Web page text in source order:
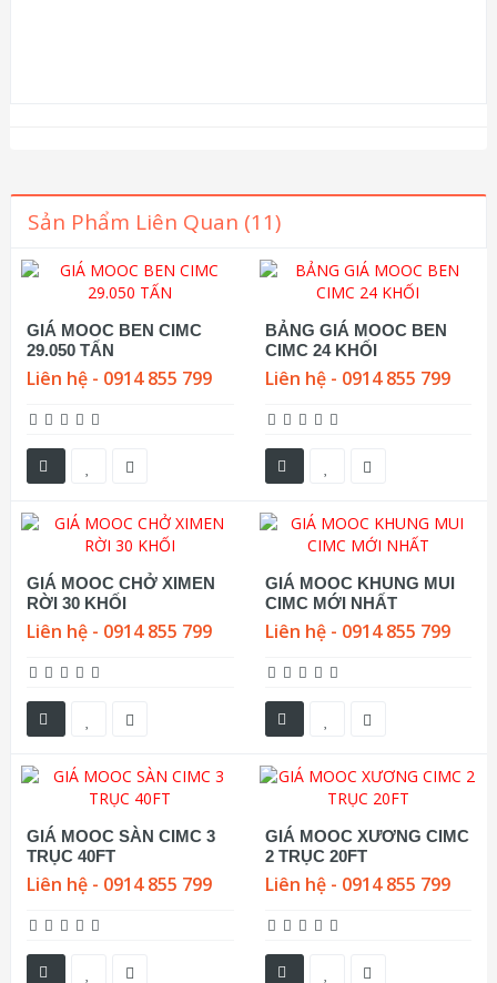
Sản Phẩm Liên Quan (11)
GIÁ MOOC BEN CIMC
29.050 TẤN
Liên hệ - 0914 855 799
BẢNG GIÁ MOOC BEN
CIMC 24 KHỐI
Liên hệ - 0914 855 799
GIÁ MOOC CHỞ XIMEN
RỜI 30 KHỐI
Liên hệ - 0914 855 799
GIÁ MOOC KHUNG MUI
CIMC MỚI NHẤT
Liên hệ - 0914 855 799
GIÁ MOOC SÀN CIMC 3
TRỤC 40FT
Liên hệ - 0914 855 799
GIÁ MOOC XƯƠNG CIMC
2 TRỤC 20FT
Liên hệ - 0914 855 799